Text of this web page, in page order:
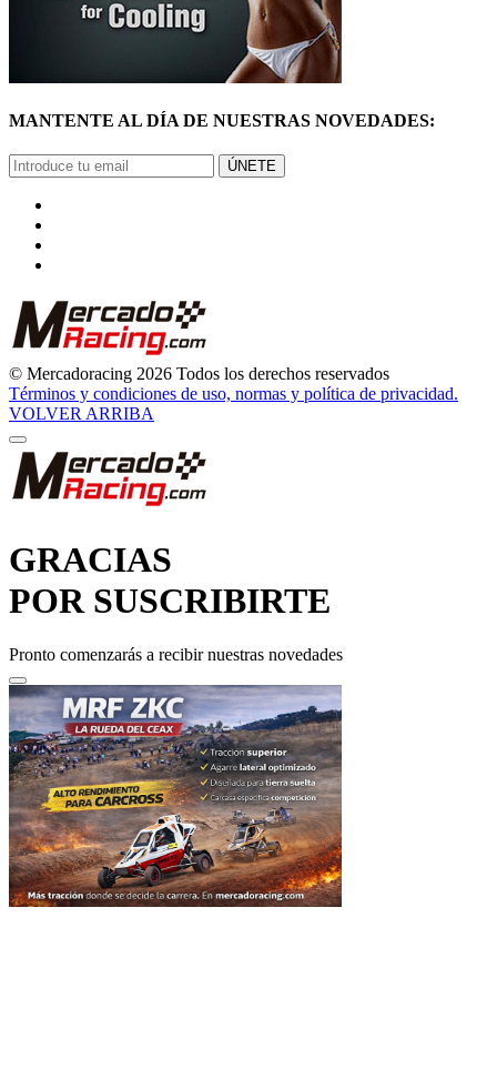
MANTENTE AL DÍA DE NUESTRAS NOVEDADES:
ÚNETE
© Mercadoracing 2026 Todos los derechos reservados
Términos y condiciones de uso, normas y política de privacidad.
VOLVER ARRIBA
GRACIAS
POR SUSCRIBIRTE
Pronto comenzarás a recibir nuestras novedades